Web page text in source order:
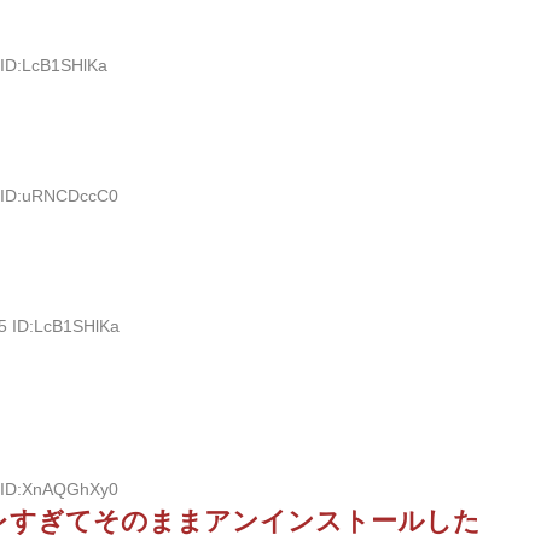
ID:LcB1SHlKa
ぎてそのままアンインストールした